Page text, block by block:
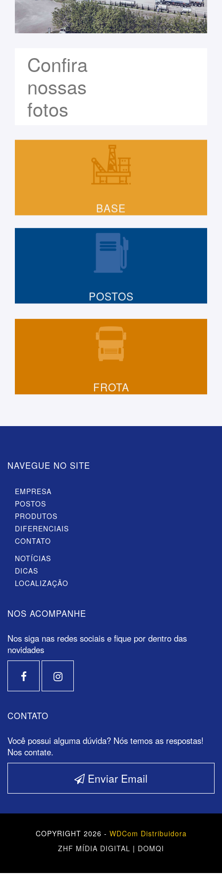
Confira
nossas
fotos
BASE
POSTOS
FROTA
NAVEGUE NO SITE
EMPRESA
POSTOS
PRODUTOS
DIFERENCIAIS
CONTATO
NOTÍCIAS
DICAS
LOCALIZAÇÃO
NOS ACOMPANHE
Nos siga nas redes sociais e fique por dentro das
novidades
CONTATO
Você possui alguma dúvida? Nós temos as respostas!
Nos contate.
Enviar Email
COPYRIGHT 2026 - WDCom Distribuidora
ZHF MÍDIA DIGITAL | DOMQI